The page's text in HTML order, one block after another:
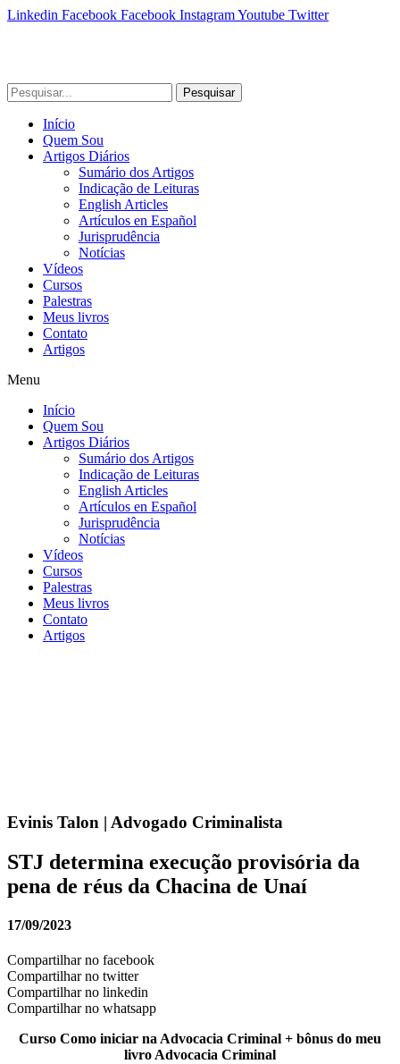
Linkedin Facebook Facebook InstagramYoutube Twitter
Pesquisar
Início
Quem Sou
Artigos Diários
Sumário dos Artigos
Indicação de Leituras
English Articles
Artículos en Español
Jurisprudência
Notícias
Vídeos
Cursos
Palestras
Meus livros
Contato
Artigos
Menu
Início
Quem Sou
Artigos Diários
Sumário dos Artigos
Indicação de Leituras
English Articles
Artículos en Español
Jurisprudência
Notícias
Vídeos
Cursos
Palestras
Meus livros
Contato
Artigos
Evinis Talon | Advogado Criminalista
STJ determina execução provisória da
pena de réus da Chacina de Unaí
17/09/2023
Compartilhar no facebook
Compartilhar no twitter
Compartilhar no linkedin
Compartilhar no whatsapp
Curso Como iniciar na Advocacia Criminal + bônus do meu
livro Advocacia Criminal